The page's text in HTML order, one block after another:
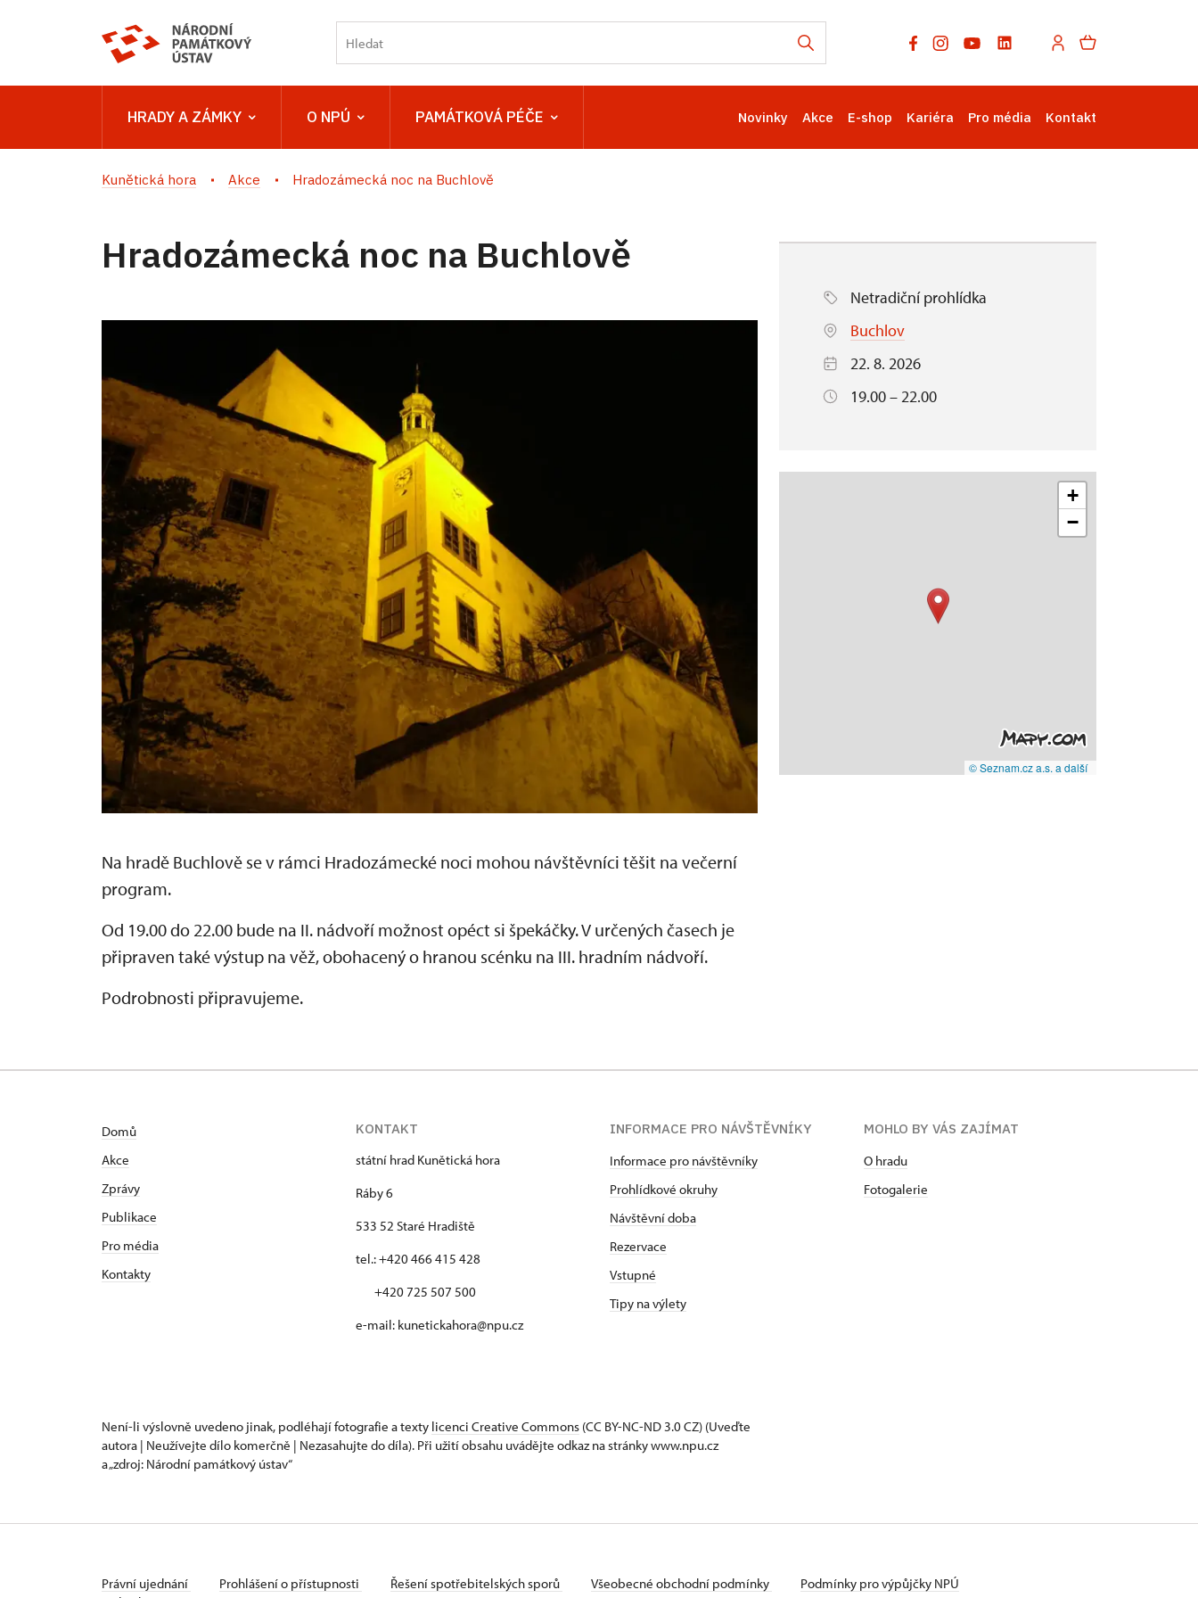
HRADY A ZÁMKY O NPÚ PAMÁTKOVÁ PÉČE Novinky Akce E-shop Kariéra Pro média Kontakt
Kunětická hora Akce Hradozámecká noc na Buchlově
Hradozámecká noc na Buchlově
Na hradě Buchlově se v rámci Hradozámecké noci mohou návštěvníci těšit na večerní
program.
Od 19.00 do 22.00 bude na II. nádvoří možnost opéct si špekáčky. V určených časech je
připraven také výstup na věž, obohacený o hranou scénku na III. hradním nádvoří.
Podrobnosti připravujeme.
Netradiční prohlídka
Buchlov
22. 8. 2026
19.00 – 22.00
+
−
© Seznam.cz a.s. a další
Domů
Akce
Zprávy
Publikace
Pro média
Kontakty
KONTAKT
státní hrad Kunětická hora
Ráby 6
533 52 Staré Hradiště
tel.: +420 466 415 428
+420 725 507 500
e-mail: kunetickahora@npu.cz
INFORMACE PRO NÁVŠTĚVNÍKY
Informace pro návštěvníky
Prohlídkové okruhy
Návštěvní doba
Rezervace
Vstupné
Tipy na výlety
MOHLO BY VÁS ZAJÍMAT
O hradu
Fotogalerie
Není-li výslovně uvedeno jinak, podléhají fotografie a texty licenci Creative Commons (CC BY-NC-ND 3.0 CZ) (Uveďte
autora | Neužívejte dílo komerčně | Nezasahujte do díla). Při užití obsahu uvádějte odkaz na stránky www.npu.cz
a „zdroj: Národní památkový ústav“
Právní ujednání Prohlášení o přístupnosti Řešení spotřebitelských sporů Všeobecné obchodní podmínky
Podmínky pro výpůjčky NPÚ